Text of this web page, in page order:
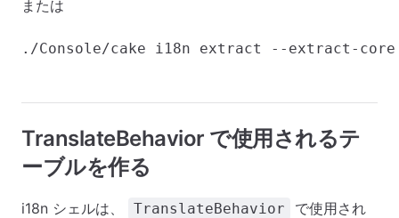
または
TranslateBehavior で使用されるテ
ーブルを作る
i18n シェルは、 TranslateBehavior
で使用され